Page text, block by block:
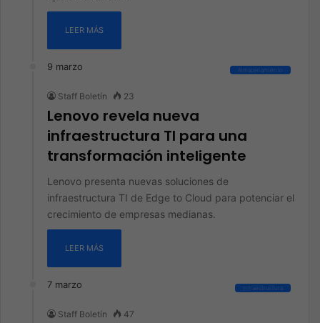
LEER MÁS
9 marzo Almacenamiento
Staff Boletín 23
Lenovo revela nueva
infraestructura TI para una
transformación inteligente
Lenovo presenta nuevas soluciones de
infraestructura TI de Edge to Cloud para potenciar el
crecimiento de empresas medianas.
LEER MÁS
7 marzo Infraestructura
Staff Boletín 47